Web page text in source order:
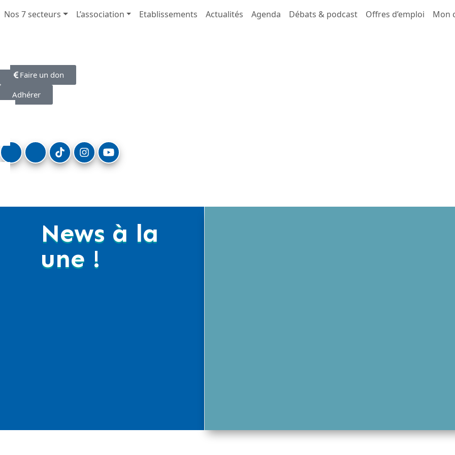
Nos 7 secteurs L’association Etablissements Actualités Agenda Débats & podcast Offres d’emploi Mon
Faire un don
Adhérer
News à la
une !